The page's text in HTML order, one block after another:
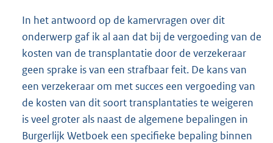
In het antwoord op de kamervragen over dit
onderwerp gaf ik al aan dat bij de vergoeding van de
kosten van de transplantatie door de verzekeraar
geen sprake is van een strafbaar feit. De kans van
een verzekeraar om met succes een vergoeding van
de kosten van dit soort transplantaties te weigeren
is veel groter als naast de algemene bepalingen in
Burgerlijk Wetboek een specifieke bepaling binnen